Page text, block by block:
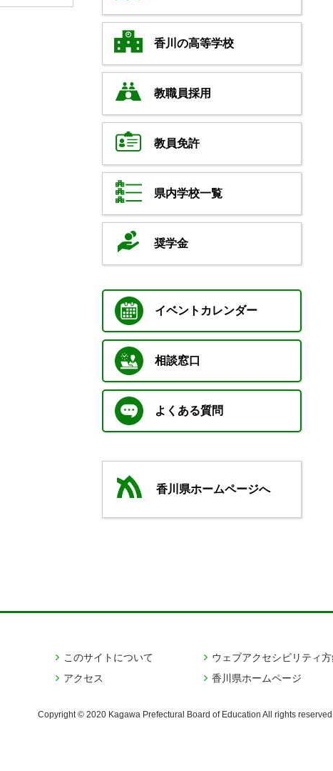
香川の高等学校
教職員採用
教員免許
県内学校一覧
奨学金
イベントカレンダー
相談窓口
よくある質問
香川県ホームページへ
このサイトについて
ウェブアクセシビリティ
アクセス 香川県ホームページ
Copyright © 2020 Kagawa Prefectural Board of Education All rights